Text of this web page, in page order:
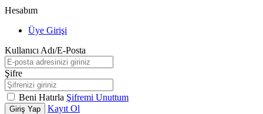
Hesabım
Üye Girişi
Kullanıcı Adı/E-Posta
Şifre
Beni Hatırla Şifremi Unuttum
Giriş Yap
Kayıt Ol